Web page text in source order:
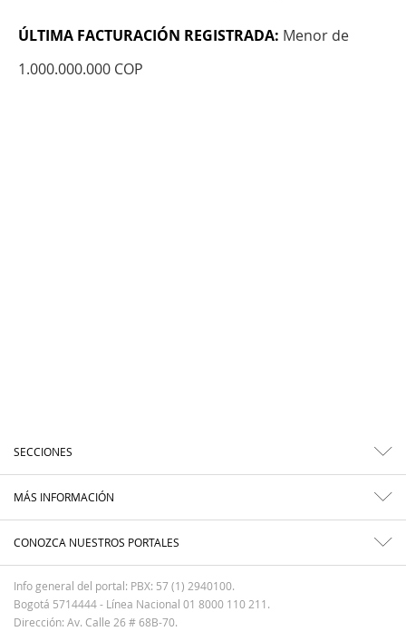
ÚLTIMA FACTURACIÓN REGISTRADA: Menor de
1.000.000.000 COP
SECCIONES
MÁS INFORMACIÓN
CONOZCA NUESTROS PORTALES
Info general del portal: PBX: 57 (1) 2940100.
Bogotá 5714444 - Línea Nacional 01 8000 110 211.
Dirección: Av. Calle 26 # 68B-70.